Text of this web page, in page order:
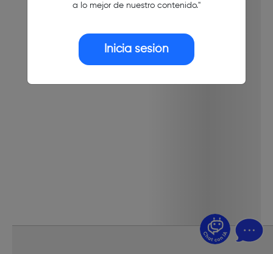
a lo mejor de nuestro contenido."
Inicia sesión